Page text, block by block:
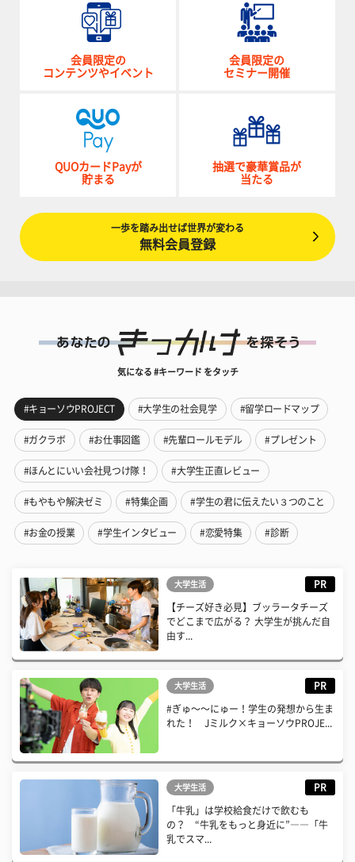
会員限定の
コンテンツやイベント
会員限定の
セミナー開催
QUOカードPayが
貯まる
抽選で豪華賞品が
当たる
一歩を踏み出せば世界が変わる
無料会員登録
気になる #キーワード をタッチ
#キョーソウPROJECT #大学生の社会見学 #留学ロードマップ
#ガクラボ #お仕事図鑑 #先輩ロールモデル #プレゼント
#ほんとにいい会社見つけ隊！ #大学生正直レビュー
#もやもや解決ゼミ #特集企画 #学生の君に伝えたい３つのこと
#お金の授業 #学生インタビュー #恋愛特集 #診断
大学生活 PR
【チーズ好き必見】ブッラータチーズ
でどこまで広がる？ 大学生が挑んだ自
由す...
大学生活 PR
#ぎゅ〜〜にゅー！学生の発想から生ま
れた！ Jミルク×キョーソウPROJE...
大学生活 PR
「牛乳」は学校給食だけで飲むも
の？ “牛乳をもっと身近に”――「牛
乳でスマ...